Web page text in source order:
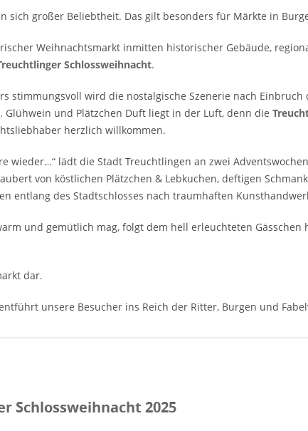
großer Beliebtheit. Das gilt besonders für Märkte in
Weihnachtsmarkt inmitten historischer Gebäude,
Schlossweihnacht.
stimmungsvoll wird die nostalgische Szenerie nach
Glühwein und Plätzchen Duft liegt in der Luft, denn die
herzlich willkommen.
wieder…“ lädt die Stadt Treuchtlingen an zwei
von köstlichen Plätzchen & Lebkuchen, deftigen
entlang des Stadtschlosses nach traumhaften
und gemütlich mag, folgt dem hell erleuchteten
dar.
unsere Besucher ins Reich der Ritter, Burgen und
Schlossweihnacht 2025